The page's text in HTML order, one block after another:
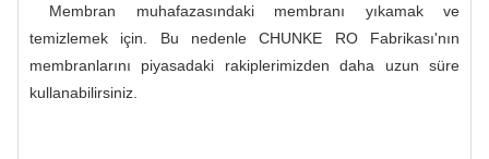
Membran muhafazasındaki membranı yıkamak ve
temizlemek için. Bu nedenle CHUNKE RO Fabrikası'nın
membranlarını piyasadaki rakiplerimizden daha uzun süre
kullanabilirsiniz.